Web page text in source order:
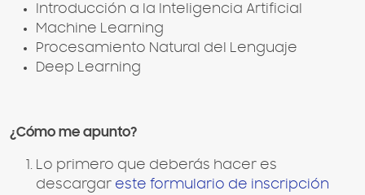
Introducción a la Inteligencia Artificial
Machine Learning
Procesamiento Natural del Lenguaje
Deep Learning
¿Cómo me apunto?
Lo primero que deberás hacer es
descargar este formulario de inscripción